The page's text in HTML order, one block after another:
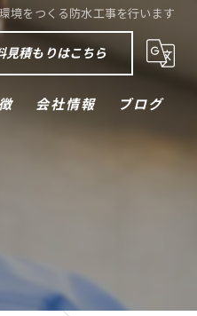
境をつくる防水工事を行います
見積もりはこちら
会社情報 ブログ